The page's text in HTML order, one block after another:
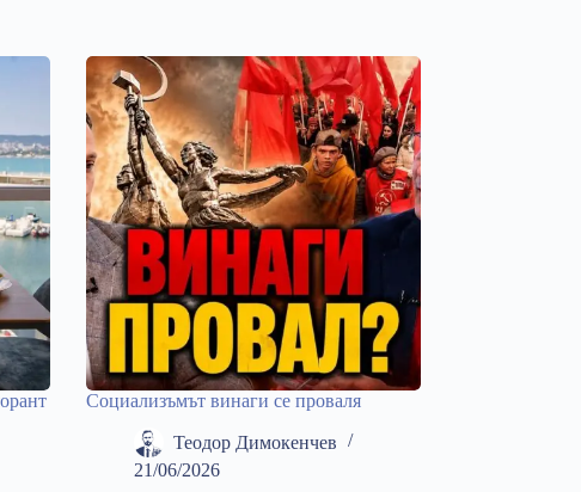
Социализъмът винаги се проваля
Теодор Димокенчев
21/06/2026